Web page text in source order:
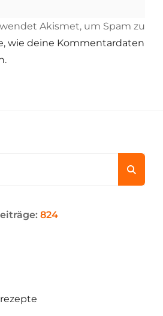
Akismet, um Spam zu
wie deine Kommentardaten
824